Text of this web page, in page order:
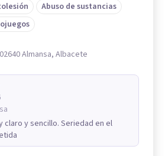
Abuso de sustancias
Almansa, Albacete
claro y sencillo. Seriedad en el